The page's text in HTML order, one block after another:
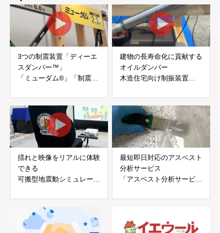
3つの制震装置「ディーエ
スダンパー™」
「ミューダム®」「制震テ
アイディールブレーン株式
会社
建物の長寿命化に貢献する
オイルダンパー
木造住宅向け制振装置
株式会社evoltz
揺れと映像をリアルに体験
できる
可搬型地震動シミュレータ
白山工業株式会社
最短即日対応のアスベスト
分析サービス
「アスベスト分析サービ